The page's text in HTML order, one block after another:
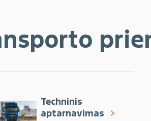
Techninis
aptarnavimas